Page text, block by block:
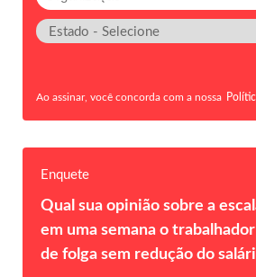
Ao assinar, você concorda com a nossa
Enquete
Qual sua opinião sobre a
em uma semana o
de folga sem redução do